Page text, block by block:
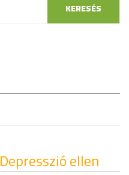
KERESÉS
Depresszió ellen